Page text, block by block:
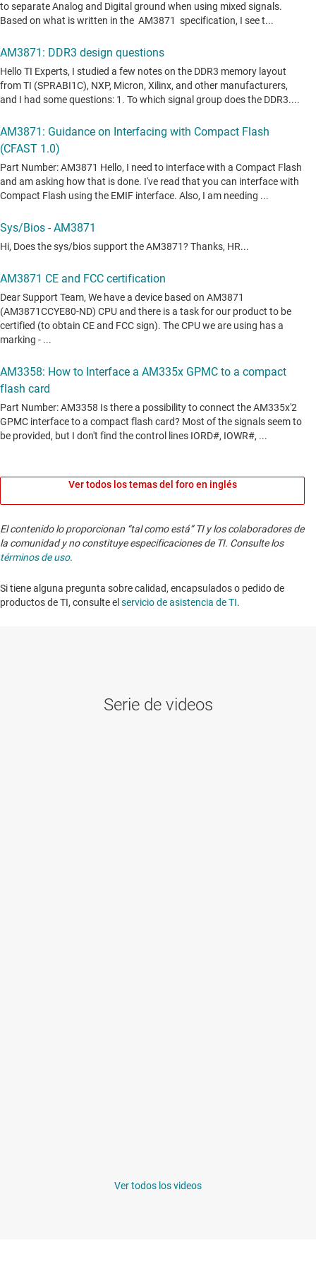
Ver todos los temas del foro en inglés
El contenido lo proporcionan “tal como está” TI y los colaboradores de
la comunidad y no constituye especificaciones de TI. Consulte los
términos de uso.
Si tiene alguna pregunta sobre calidad, encapsulados o pedido de
productos de TI, consulte elservicio de asistencia de TI. ​​​​​​​​​​​​​​
Serie de videos
Ver todos los videos